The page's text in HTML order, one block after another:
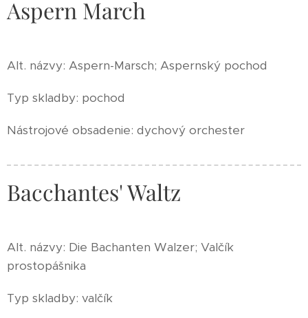
Aspern March
Alt. názvy: Aspern-Marsch; Aspernský pochod
Typ skladby: pochod
Nástrojové obsadenie: dychový orchester
Bacchantes' Waltz
Alt. názvy: Die Bachanten Walzer; Valčík
prostopášnika
Typ skladby: valčík